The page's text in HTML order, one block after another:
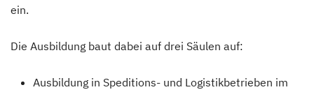
ein.
Die Ausbildung baut dabei auf drei Säulen auf:
Ausbildung in Speditions- und Logistikbetrieben im